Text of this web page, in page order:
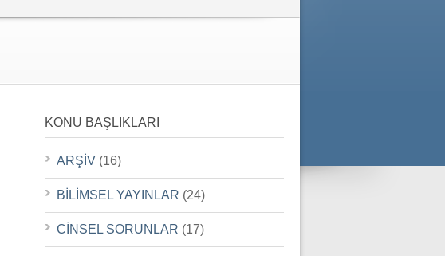
KONU BAŞLIKLARI
ARŞİV (16)
BİLİMSEL YAYINLAR (24)
CİNSEL SORUNLAR (17)